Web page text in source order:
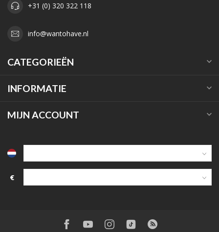
+31 (0) 320 322 118
info@wantohave.nl
CATEGORIEËN
INFORMATIE
MIJN ACCOUNT
€